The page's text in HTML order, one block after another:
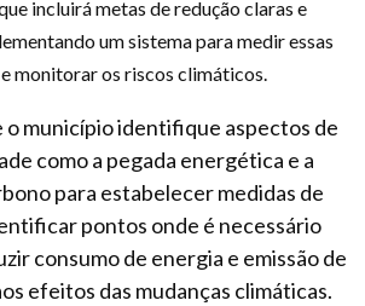
incluirá metas de redução claras e
um sistema para medir essas
monitorar os riscos climáticos.
o município identifique aspectos de
como a pegada energética e a
para estabelecer medidas de
pontos onde é necessário
consumo de energia e emissão de
efeitos das mudanças climáticas.